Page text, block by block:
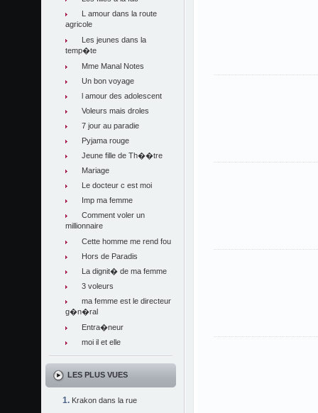
L amour dans la route
agricole
Les jeunes dans la
temp�te
Mme Manal Notes
Un bon voyage
l amour des adolescent
Voleurs mais droles
7 jour au paradie
Pyjama rouge
Jeune fille de Th��tre
Mariage
Le docteur c est moi
Imp ma femme
Comment voler un
millionnaire
Cette homme me rend fou
Hors de Paradis
La dignit� de ma femme
3 voleurs
ma femme est le directeur
g�n�ral
Entra�neur
moi il et elle
LES PLUS VUES
Krakon dans la rue